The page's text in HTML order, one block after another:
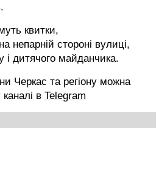
квитки,
непарній стороні вулиці,
і дитячого майданчика.
Черкас та регіону можна
в Telegram